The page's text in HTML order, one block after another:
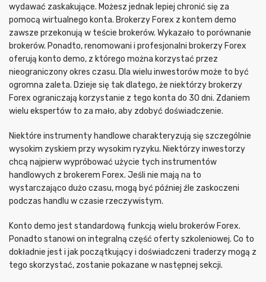
wydawać zaskakujące. Możesz jednak lepiej chronić się za
pomocą wirtualnego konta. Brokerzy Forex z kontem demo
zawsze przekonują w teście brokerów. Wykazało to porównanie
brokerów. Ponadto, renomowani i profesjonalni brokerzy Forex
oferują konto demo, z którego można korzystać przez
nieograniczony okres czasu. Dla wielu inwestorów może to być
ogromna zaleta. Dzieje się tak dlatego, że niektórzy brokerzy
Forex ograniczają korzystanie z tego konta do 30 dni. Zdaniem
wielu ekspertów to za mało, aby zdobyć doświadczenie.
Niektóre instrumenty handlowe charakteryzują się szczególnie
wysokim zyskiem przy wysokim ryzyku. Niektórzy inwestorzy
chcą najpierw wypróbować użycie tych instrumentów
handlowych z brokerem Forex. Jeśli nie mają na to
wystarczająco dużo czasu, mogą być później źle zaskoczeni
podczas handlu w czasie rzeczywistym.
Konto demo jest standardową funkcją wielu brokerów Forex.
Ponadto stanowi on integralną część oferty szkoleniowej. Co to
dokładnie jest i jak początkujący i doświadczeni traderzy mogą z
tego skorzystać, zostanie pokazane w następnej sekcji.